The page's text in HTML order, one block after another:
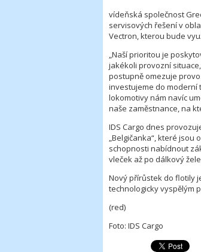
vídeňská společnost
servisových řešení v
Vectron, kterou bude
„Naší prioritou je
jakékoli provozní
postupně omezuje
investujeme do moderní
lokomotivy nám navíc
naše zaměstnance, na
IDS Cargo dnes
„Belgičanka“, které
schopnosti nabídnout
vleček až po dálkový
Nový přírůstek do flotily
technologicky vyspělým
(red)
Foto: IDS Cargo